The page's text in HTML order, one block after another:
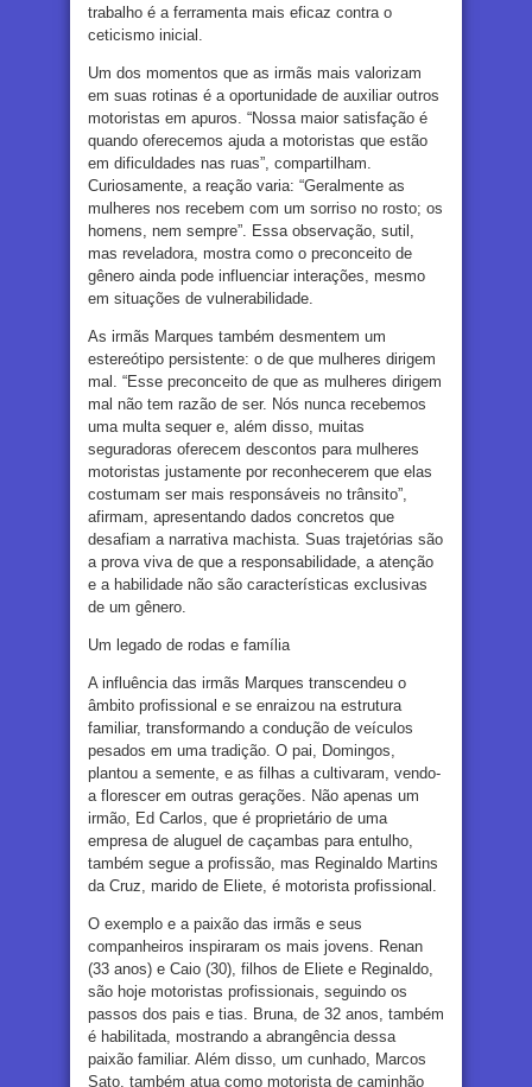
trabalho é a ferramenta mais eficaz contra o
ceticismo inicial.
Um dos momentos que as irmãs mais valorizam
em suas rotinas é a oportunidade de auxiliar outros
motoristas em apuros. “Nossa maior satisfação é
quando oferecemos ajuda a motoristas que estão
em dificuldades nas ruas”, compartilham.
Curiosamente, a reação varia: “Geralmente as
mulheres nos recebem com um sorriso no rosto; os
homens, nem sempre”. Essa observação, sutil,
mas reveladora, mostra como o preconceito de
gênero ainda pode influenciar interações, mesmo
em situações de vulnerabilidade.
As irmãs Marques também desmentem um
estereótipo persistente: o de que mulheres dirigem
mal. “Esse preconceito de que as mulheres dirigem
mal não tem razão de ser. Nós nunca recebemos
uma multa sequer e, além disso, muitas
seguradoras oferecem descontos para mulheres
motoristas justamente por reconhecerem que elas
costumam ser mais responsáveis no trânsito”,
afirmam, apresentando dados concretos que
desafiam a narrativa machista. Suas trajetórias são
a prova viva de que a responsabilidade, a atenção
e a habilidade não são características exclusivas
de um gênero.
Um legado de rodas e família
A influência das irmãs Marques transcendeu o
âmbito profissional e se enraizou na estrutura
familiar, transformando a condução de veículos
pesados em uma tradição. O pai, Domingos,
plantou a semente, e as filhas a cultivaram, vendo-
a florescer em outras gerações. Não apenas um
irmão, Ed Carlos, que é proprietário de uma
empresa de aluguel de caçambas para entulho,
também segue a profissão, mas Reginaldo Martins
da Cruz, marido de Eliete, é motorista profissional.
O exemplo e a paixão das irmãs e seus
companheiros inspiraram os mais jovens. Renan
(33 anos) e Caio (30), filhos de Eliete e Reginaldo,
são hoje motoristas profissionais, seguindo os
passos dos pais e tias. Bruna, de 32 anos, também
é habilitada, mostrando a abrangência dessa
paixão familiar. Além disso, um cunhado, Marcos
Sato, também atua como motorista de caminhão